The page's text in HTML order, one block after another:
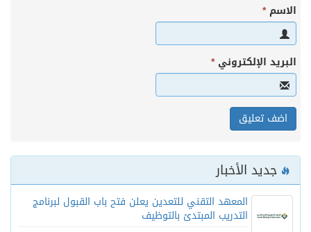
الاسم*
البريد الإلكتروني*
جديد الأخبار
المعهد التقني للتعدين يعلن فتح باب القبول لبرنامج
التدريب المبتدئ بالتوظيف